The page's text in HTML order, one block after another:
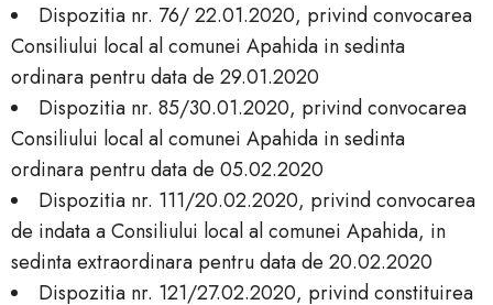
Dispozitia nr. 76/ 22.01.2020, privind convocarea
Consiliului local al comunei Apahida in sedinta
ordinara pentru data de 29.01.2020
Dispozitia nr. 85/30.01.2020, privind convocarea
Consiliului local al comunei Apahida in sedinta
ordinara pentru data de 05.02.2020
Dispozitia nr. 111/20.02.2020, privind convocarea
de indata a Consiliului local al comunei Apahida, in
sedinta extraordinara pentru data de 20.02.2020
Dispozitia nr. 121/27.02.2020, privind constituirea